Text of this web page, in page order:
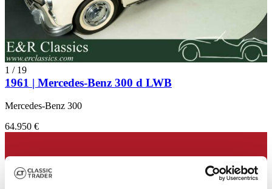
1 / 19
1961 | Mercedes-Benz 300 d LWB
Mercedes-Benz 300
64.950 €